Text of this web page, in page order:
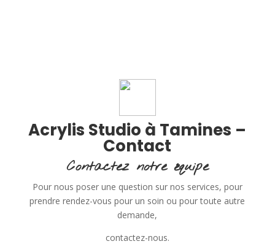
Acrylis Studio à Tamines –
Contact
Contactez notre équipe
Pour nous poser une question sur nos services, pour
prendre rendez-vous pour un soin ou pour toute autre
demande,
contactez-nous.